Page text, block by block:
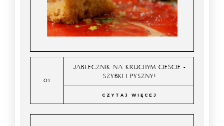
JABŁECZNIK NA KRUCHYM CIEŚCIE -
SZYBKI I PYSZNY!
CZYTAJ WIĘCEJ